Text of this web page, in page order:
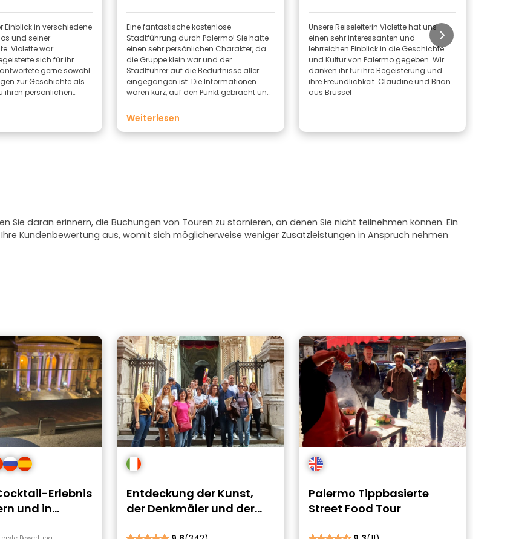
Einblick in verschiedene
und seiner
Violette war
sich für ihr
gerne sowohl
zur Geschichte als
ihren persönlichen
Eine fantastische kostenlose
Stadtführung durch Palermo! Sie hatte
einen sehr persönlichen Charakter, da
die Gruppe klein war und der
Stadtführer auf die Bedürfnisse aller
eingegangen ist. Die Informationen
waren kurz, auf den Punkt gebracht und
waren die Einblicke in die verschiedenen
Außerdem haben wir einige tolle
Weiterlesen
Unsere Reiseleiterin Violette hat uns
einen sehr interessanten und
lehrreichen Einblick in die Geschichte
und Kultur von Palermo gegeben. Wir
danken ihr für ihre Begeisterung und
ihre Freundlichkeit. Claudine und Brian
aus Brüssel
Sie daran erinnern, die Buchungen von Touren zu stornieren, an denen Sie nicht teilnehmen können. Ein
Kundenbewertung aus, womit sich möglicherweise weniger Zusatzleistungen in Anspruch nehmen
Erlebnis
und in
Entdeckung der Kunst,
der Denkmäler und der
Palermo Tippbasierte
Street Food Tour